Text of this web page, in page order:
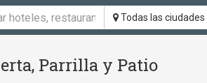
Todas las ciudades
Parrilla y Patio